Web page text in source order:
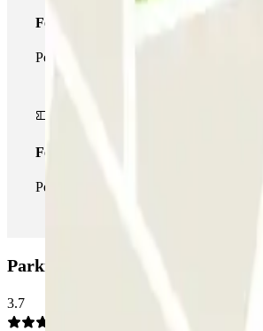
Forfait de stationnement multiple
Pendant votre séjour, vous pouvez
Forfait illimité
Pendant votre séjour, vous pouvez
Parking ParkBee Van Limburg
3.7